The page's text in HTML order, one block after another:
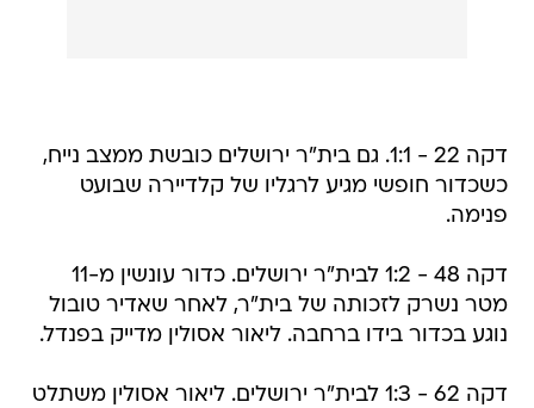
דקה 22 - 1:1. גם בית"ר ירושלים כובשת ממצב נייח,
כשכדור חופשי מגיע לרגליו של קלדיירה שבועט
פנימה.
דקה 48 - 1:2 לבית"ר ירושלים. כדור עונשין מ-11
מטר נשרק לזכותה של בית"ר, לאחר שאדיר טובול
נוגע בכדור בידו ברחבה. ליאור אסולין מדייק בפנדל.
דקה 62 - 1:3 לבית"ר ירושלים. ליאור אסולין משתלט